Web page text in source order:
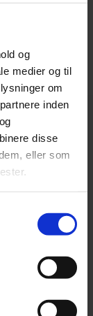
og
medier og til
om
inden
disse
eller som
i Hillerød, så
og vi har